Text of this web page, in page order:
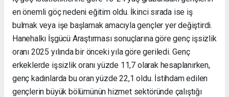
en önemli göç nedeni eğitim oldu. İkinci sırada ise iş
bulmak veya işe başlamak amacıyla gençler yer değiştirdi.
Hanehalkı İşgücü Araştırması sonuçlarına göre genç işsizlik
oranı 2025 yılında bir önceki yıla göre geriledi. Genç
erkeklerde işsizlik oranı yüzde 11,7 olarak hesaplanırken,
genç kadınlarda bu oran yüzde 22,1 oldu. İstihdam edilen
gençlerin büyük bölümünün hizmet sektöründe çalıştığı